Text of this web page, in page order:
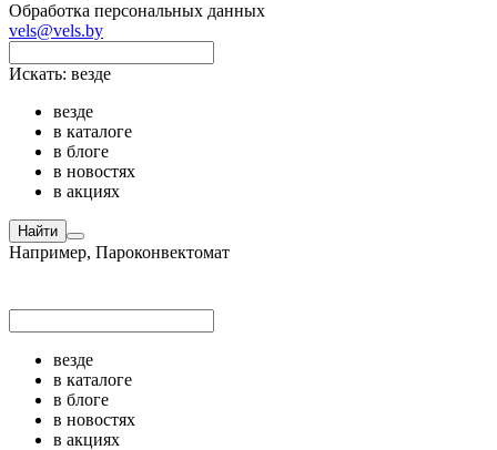
Обработка персональных данных
vels@vels.by
Искать: везде
везде
в каталоге
в блоге
в новостях
в акциях
Найти
Например, Пароконвектомат
везде
в каталоге
в блоге
в новостях
в акциях